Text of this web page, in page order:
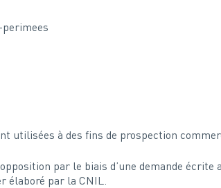
utilisées à des fins de prospection
par le biais d’une demande écrite
par la CNIL.